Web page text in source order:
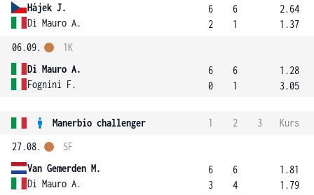
Hájek J.
Di Mauro A.
6
2
6
1
2.64
1.37
06.09.
Di Mauro A.
Fognini F.
1K
6
0
6
1
1.28
3.05
Manerbio challenger 1 2 3
Kurs
27.08.
Van Gemerden M.
Di Mauro A.
SF
6
3
6
4
1.81
1.79